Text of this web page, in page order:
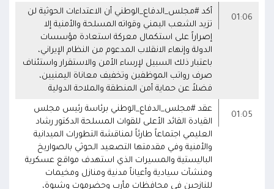
01:06
أكد #مجلس_الدفاع_الوطني أن الاعتداءات الحوثية لن
تزيد الشعب اليمني وقواته المسلحة والأمنية إلا
إصراراً على استكمال معركة استعادة مؤسسات
الدولة وإنهاء الانقلاب المدعوم من النظام الإيراني،
باعتبار ذلك السبيل لإرساء الأمن والاستقرار واستئناف
صرف رواتب الموظفين وتخفيف معاناة اليمنيين،
فضلاً عن حماية أمن المنطقة والملاحة الدولية
01:05
عقد #مجلس_الدفاع_الوطني برئاسة رئيس مجلس
القيادة القائد الأعلى للقوات المسلحة الدكتور رشاد
العليمي اجتماعاً طارئاً لمناقشة التطورات الميدانية
والأمنية وفي مقدمتها التصعيد الحوثي بالصواريخ
الباليستية والمسيرات الذي استهدف مواقع عسكرية
ومنشآت سيادية وأعياناً مدنية ومنازل ومخيمات
للنازحين في محافظات مأرب وحضرموت وشبوة،